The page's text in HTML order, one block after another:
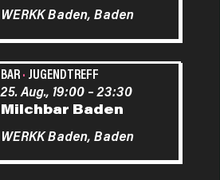
WERKK Baden,Baden
BAR· JUGENDTREFF
Milchbar Baden
25. Aug., 19:00 –23:30
WERKK Baden,Baden